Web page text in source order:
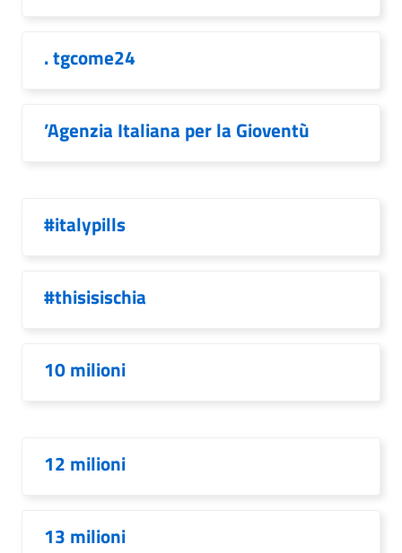
. tgcome24
’Agenzia Italiana per la Gioventù
#italypills
#thisisischia
10 milioni
12 milioni
13 milioni